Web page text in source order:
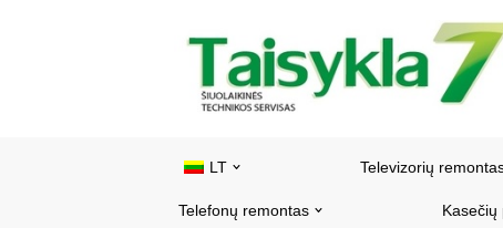
LT Televizorių
Telefonų remontas Kasečių